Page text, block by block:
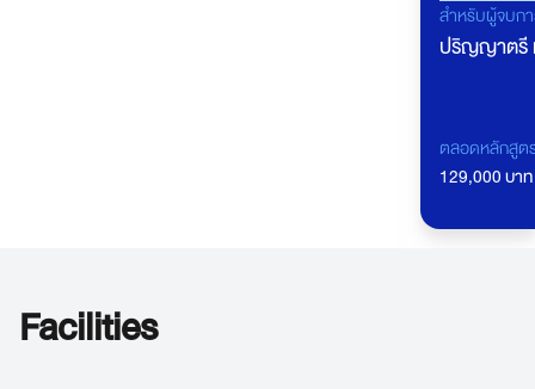
สำหรับผู้จบก
ปริญญาตรี
เทียบโอน
ตลอดหลักสูต
(ปวส.เทียบโ
129,000 บาท
Facilities